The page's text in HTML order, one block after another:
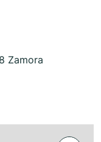
Zamora